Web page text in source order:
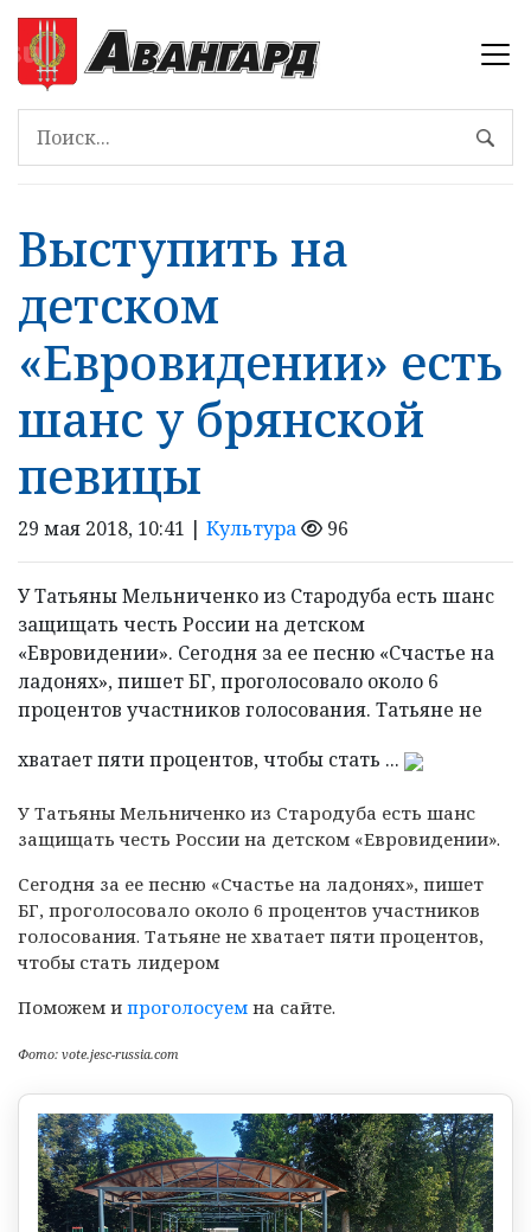
Выступить на
детском
«Евровидении» есть
шанс у брянской
певицы
29 мая 2018, 10:41 | Культура 96
У Татьяны Мельниченко из Стародуба есть шанс
защищать честь России на детском
«Евровидении». Сегодня за ее песню «Счастье на
ладонях», пишет БГ, проголосовало около 6
процентов участников голосования. Татьяне не
хватает пяти процентов, чтобы стать ...
У Татьяны Мельниченко из Стародуба есть шанс
защищать честь России на детском «Евровидении».
Сегодня за ее песню «Счастье на ладонях», пишет
БГ, проголосовало около 6 процентов участников
голосования. Татьяне не хватает пяти процентов,
чтобы стать лидером
Поможем и проголосуем на сайте.
Фото: vote.jesc-russia.com